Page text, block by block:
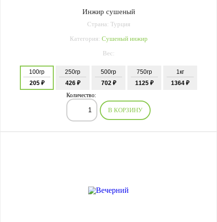
Инжир сушеный
Страна: Турция
Категория: Сушеный инжир
Вес:
100гр
205 ₽
250гр
426 ₽
500гр
702 ₽
750гр
1125 ₽
1кг
1364 ₽
Количество:
В КОРЗИНУ